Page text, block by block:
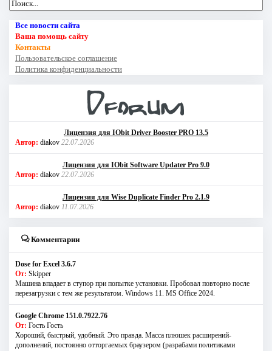
Все новости сайта
Ваша помощь сайту
Контакты
Пользовательское соглашение
Политика конфиденциальности
Лицензия для IObit Driver Booster PRO 13.5
Автор: diakov 22.07.2026
Лицензия для IObit Software Updater Pro 9.0
Автор: diakov 22.07.2026
Лицензия для Wise Duplicate Finder Pro 2.1.9
Автор: diakov 11.07.2026
Комментарии
Dose for Excel 3.6.7
От: Skipper
Машина впадает в ступор при попытке установки. Пробовал повторно после
перезагрузки с тем же результатом. Windows 11. MS Offiсe 2024.
Google Chrome 151.0.7922.76
От: Гость Гость
Хороший, быстрый, удобный. Это правда. Масса плюшек расширений-
дополнений, постоянно отторгаемых браузером (разрабами политиками